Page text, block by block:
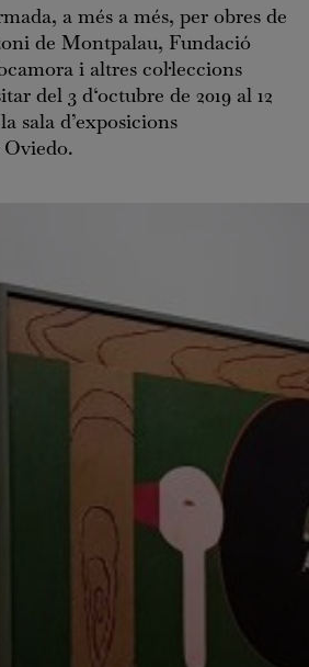
a més a més, per obres de
de Montpalau, Fundació
i altres col·leccions
del 3 d‘octubre de 2019 al 12
sala d’exposicions